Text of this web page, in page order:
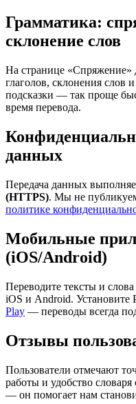
Грамматика:
склонение слов
На странице
глаголов, склонения слов
подсказки — так проще
время перевода.
данных
Передача данных
(HTTPS). Мы не
политике
Мобильные
(iOS/Android)
Переводите тексты и слова
iOS и Android. Установите
Play — переводы всегда
Отзывы
Пользователи отмечают
работы и удобство
— он помогает нам